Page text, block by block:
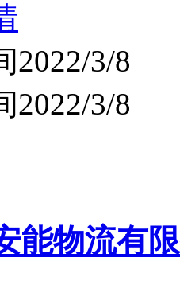
2022/3/8
2022/3/8
能物流有